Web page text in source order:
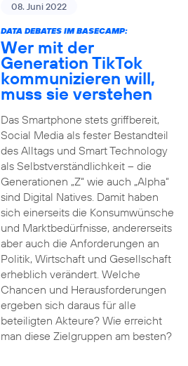
08. Juni 2022
DATA DEBATES IM BASECAMP:
Wer mit der
Generation TikTok
kommunizieren will,
muss sie verstehen
Das Smartphone stets griffbereit,
Social Media als fester Bestandteil
des Alltags und Smart Technology
als Selbstverständlichkeit – die
Generationen „Z“ wie auch „Alpha“
sind Digital Natives. Damit haben
sich einerseits die Konsumwünsche
und Marktbedürfnisse, andererseits
aber auch die Anforderungen an
Politik, Wirtschaft und Gesellschaft
erheblich verändert. Welche
Chancen und Herausforderungen
ergeben sich daraus für alle
beteiligten Akteure? Wie erreicht
man diese Zielgruppen am besten?